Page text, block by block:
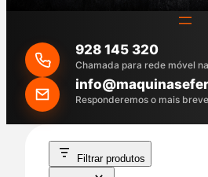
r
c
h
928 145 320
Chamada para rede móvel
Responderemos o mais
Filtrar produtos